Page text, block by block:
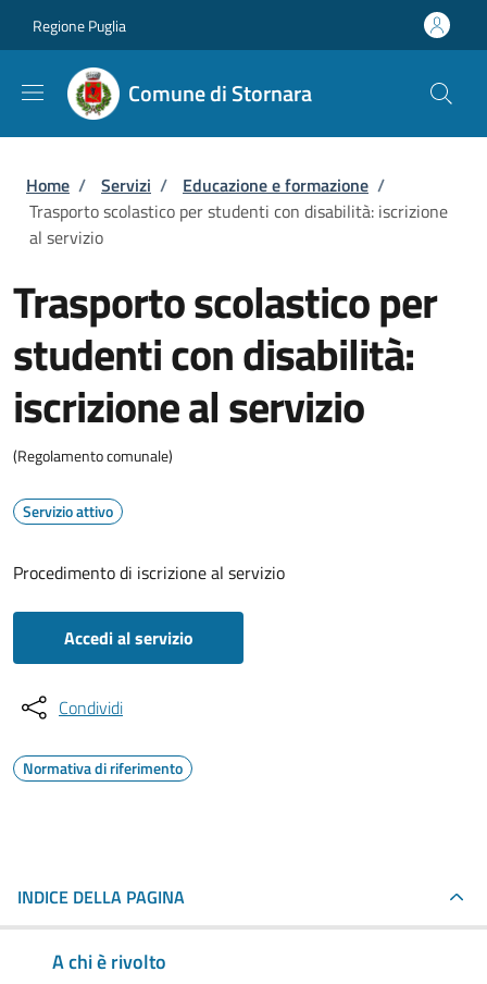
Regione Puglia
Comune di Stornara
Briciole di pane
Home / Servizi / Educazione e formazione /
Trasporto scolastico per studenti con disabilità: iscrizione
al servizio
Trasporto scolastico per
studenti con disabilità:
iscrizione al servizio
(Regolamento comunale)
Servizio attivo
Procedimento di iscrizione al servizio
Accedi al servizio
Condividi
Normativa di riferimento
INDICE DELLA PAGINA
A chi è rivolto